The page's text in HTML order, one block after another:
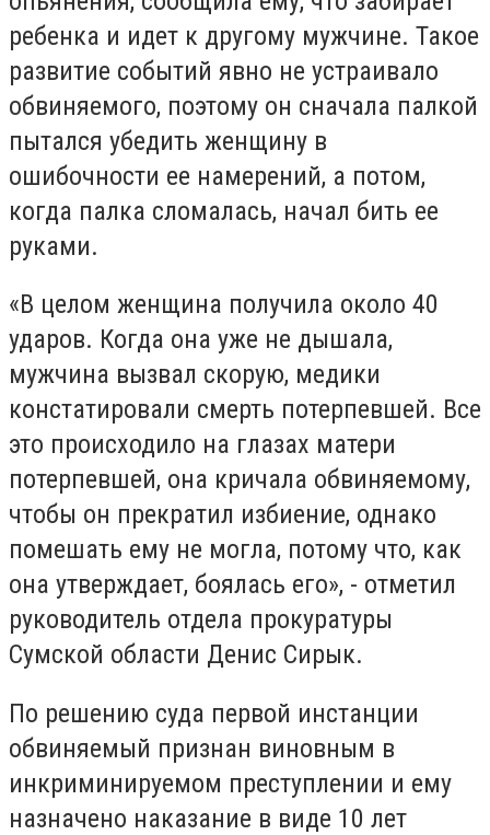
ребенка и идет к другому мужчине. Такое
развитие событий явно не устраивало
обвиняемого, поэтому он сначала палкой
пытался убедить женщину в
ошибочности ее намерений, а потом,
когда палка сломалась, начал бить ее
руками.
«В целом женщина получила около 40
ударов. Когда она уже не дышала,
мужчина вызвал скорую, медики
констатировали смерть потерпевшей. Все
это происходило на глазах матери
потерпевшей, она кричала обвиняемому,
чтобы он прекратил избиение, однако
помешать ему не могла, потому что, как
она утверждает, боялась его», - отметил
руководитель отдела прокуратуры
Сумской области Денис Сирык.
По решению суда первой инстанции
обвиняемый признан виновным в
инкриминируемом преступлении и ему
назначено наказание в виде 10 лет